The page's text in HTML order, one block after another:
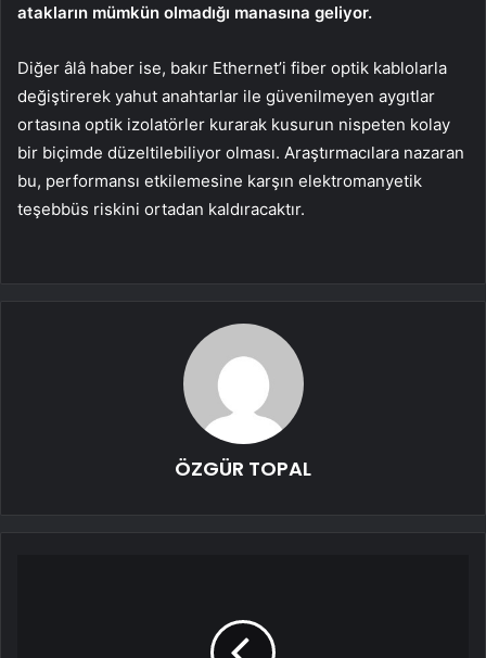
atakların mümkün olmadığı manasına geliyor.
Diğer âlâ haber ise, bakır Ethernet’i fiber optik kablolarla
değiştirerek yahut anahtarlar ile güvenilmeyen aygıtlar
ortasına optik izolatörler kurarak kusurun nispeten kolay
bir biçimde düzeltilebiliyor olması. Araştırmacılara nazaran
bu, performansı etkilemesine karşın elektromanyetik
teşebbüs riskini ortadan kaldıracaktır.
ÖZGÜR TOPAL